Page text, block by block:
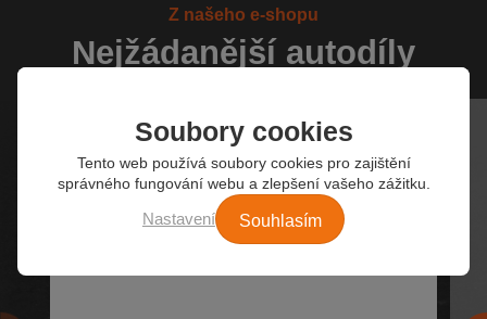
Z našeho e-shopu
Nejžádanější autodíly
Soubory cookies
Tento web používá soubory cookies pro zajištění
správného fungování webu a zlepšení vašeho zážitku.
Nastavení Souhlasím